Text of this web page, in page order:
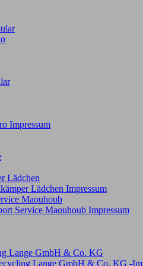
Impressum
Lädchen
Lädchen Impressum
Maouhoub
Service Maouhoub Impressum
Lange GmbH & Co. KG
Lange GmbH & Co. KG -